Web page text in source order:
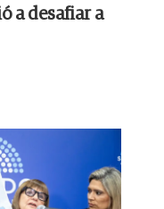
a desafiar a